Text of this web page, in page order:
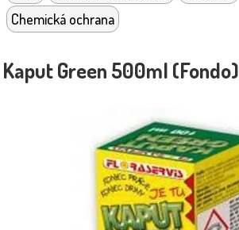
Chemická ochrana
Kaput Green 500ml (Fondo)